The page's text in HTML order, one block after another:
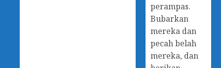
perampas.
Bubarkan
mereka dan
pecah belah
mereka, dan